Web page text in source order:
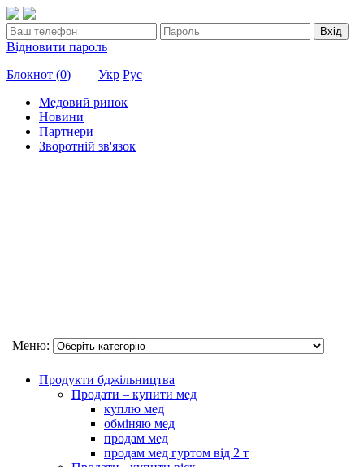
Вхід
Відновити пароль
Блокнот (0) Укр Рус
Медовий ринок
Новини
Партнери
Зворотній зв'язок
Меню:
Продукти бджільництва
Продати – купити мед
куплю мед
обміняю мед
продам мед
продам мед гуртом від 2 т